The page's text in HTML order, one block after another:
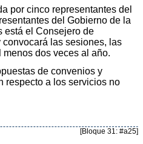
por cinco representantes del
del Gobierno de la
está el Consejero de
las sesiones, las
dos veces al año.
de convenios y
respecto a los servicios no
[Bloque 31: #a25]